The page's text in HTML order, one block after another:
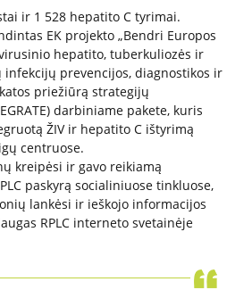
vykdytojai
dėl kurių teikiamas
programa
tikimybė ir rizikos analizė
ir 1 528 hepatito C tyrimai.
EK projekto „Bendri Europos
hepatito, tuberkuliozės ir
prevencijos, diagnostikos ir
priežiūrą strategijų
darbiniame pakete, kuris
ŽIV ir hepatito C ištyrimą
centruose.
kreipėsi ir gavo reikiamą
paskyrą socialiniuose tinkluose,
lankėsi ir ieškojo informacijos
RPLC interneto svetainėje